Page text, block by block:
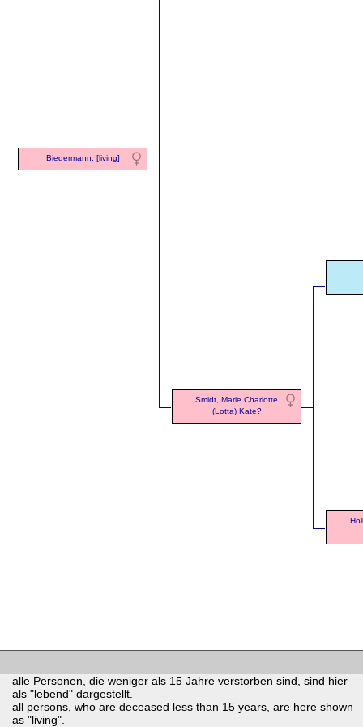
Biedermann, [living]
Smidt, Marie Charlotte
(Lotta) Kate?
alle Personen, die weniger als 15 Jahre verstorben sind, sind hier
als "lebend" dargestellt.
all persons, who are deceased less than 15 years, are here shown
as "living".